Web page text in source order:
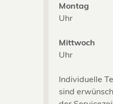
Montag
Uhr
Mittwoch
Uhr
Individuelle
sind